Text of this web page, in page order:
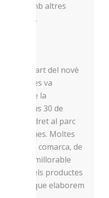
amb altres
del país.
part del novè
que es va
El dia de la
el dijous 30 de
a peu dret al parc
persones. Moltes
la nostra comarca, de
immillorable
els productes
nivell que elaborem